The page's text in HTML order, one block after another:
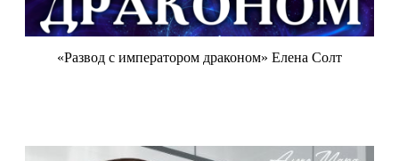
«Развод с императором драконом» Елена Солт